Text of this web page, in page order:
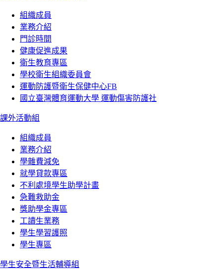
組織成員
業務介紹
門診時間
健康促進成果
衛生教育專區
學校衛生組織委員會
運動防護暨衛生保健中心FB
國立臺灣體育運動大學 運動傷害防護社
課外活動組
組織成員
業務介紹
學雜費減免
就學貸款專區
不利處境學生助學計畫
急難救助金
獎助學金專區
工讀生業務
學生學習護照
學生專區
學生安全暨生活輔導組